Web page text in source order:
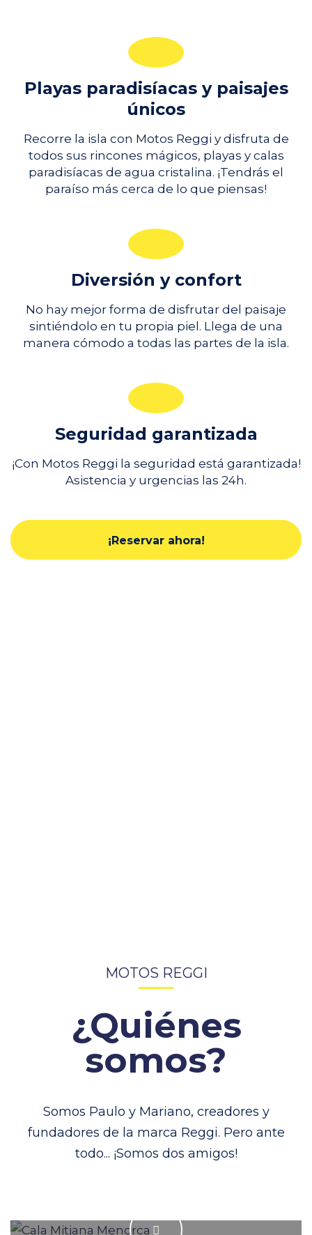
Playas paradisíacas y paisajes
únicos
Recorre la isla con Motos Reggi y disfruta de
todos sus rincones mágicos, playas y calas
paradisíacas de agua cristalina. ¡Tendrás el
paraíso más cerca de lo que piensas!
Diversión y confort
No hay mejor forma de disfrutar del paisaje
sintiéndolo en tu propia piel. Llega de una
manera cómodo a todas las partes de la isla.
Seguridad garantizada
¡Con Motos Reggi la seguridad está garantizada!
Asistencia y urgencias las 24h.
¡Reservar ahora!
MOTOS REGGI
¿Quiénes
somos?
Somos Paulo y Mariano, creadores y
fundadores de la marca Reggi. Pero ante
todo... ¡Somos dos amigos!